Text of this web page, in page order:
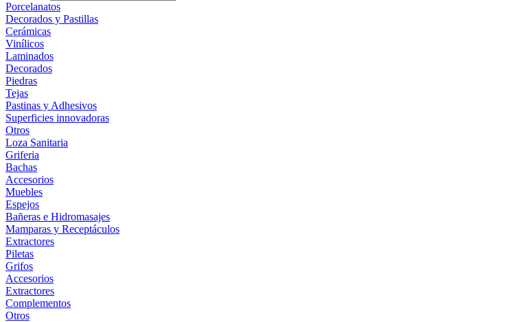
Porcelanatos
Decorados y Pastillas
Cerámicas
Vinílicos
Laminados
Decorados
Piedras
Tejas
Pastinas y Adhesivos
Superficies innovadoras
Otros
Loza Sanitaria
Griferia
Bachas
Accesorios
Muebles
Espejos
Bañeras e Hidromasajes
Mamparas y Receptáculos
Extractores
Piletas
Grifos
Accesorios
Extractores
Complementos
Otros